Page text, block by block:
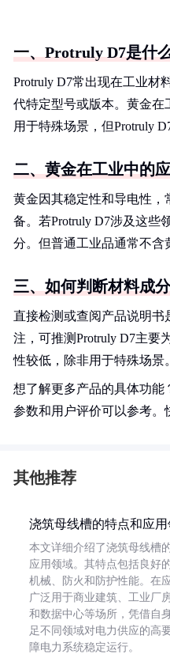
一、Protruly D7是什
Protruly D7常出现在工业材
代特定型号或版本。黄金在
用于特殊场景，但Protruly
二、黄金在工业中的
黄金因其稳定性和导电性
备。若Protruly D7涉及这些
分。但普通工业品通常不含
三、如何判断材料成分
直接检测或查阅产品说明
注，可推测Protruly D7主要
性较低，除非用于特殊场景。
想了解更多产品的具体功能
参数和用户评价可以参考。
其他推荐
浇筑母线槽的特点和应
本文详细介绍了浇筑母线槽
应用领域。其特点包括良好
机械、防火和防护性能。在
广泛用于商业建筑、工业厂
和数据中心等场所，凭借自
足不同领域对电力供应的高
障电力系统稳定运行。